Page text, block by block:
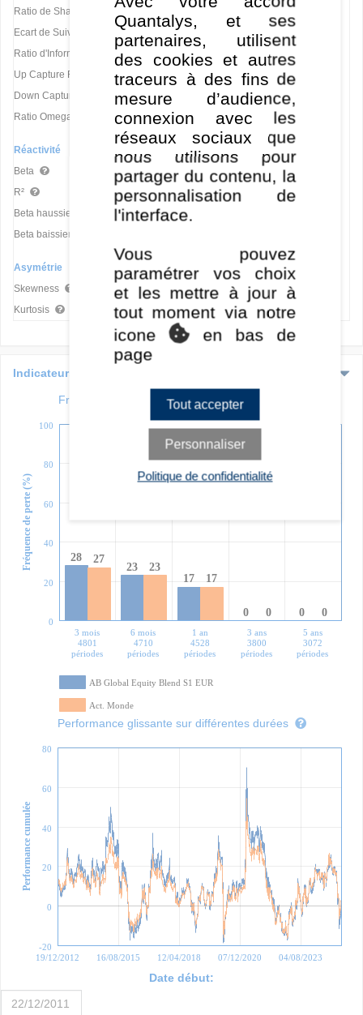
Ratio de Sharpe
-
Ecart de Suivi
Ratio d'Information (IR)
Up Capture Ratio
-
Down Capture Ratio
- -
Ratio Omega
-
Réactivité
Beta
-
R²
-
Beta haussier
Beta baissier
Asymétrie
Skewness
-
Kurtosis
- -
Indicateurs avancés
Fréquence des pertes sur différentes durées
28
23
17
0 0
27
23
17
0 0
3 mois
4801
périodes
6 mois
4710
périodes
1 an
4528
périodes
3 ans
3800
périodes
5 ans
3072
périodes
0
20
40
60
80
100
Fréquence de perte (%)
AB Global Equity Blend S1 EUR
Act. Monde
Performance glissante sur différentes durées
19/12/2012 16/08/2015 12/04/2018 07/12/2020 04/08/2023
-20
0
20
40
60
80
Performance cumulée
Date début:
Quantalys, et ses
partenaires, utilisent
des cookies et autres
traceurs à des fins de
mesure d’audience,
connexion avec les
réseaux sociaux que
nous utilisons pour
partager du contenu, la
personnalisation de
l'interface.
Vous pouvez
paramétrer vos choix
et les mettre à jour à
tout moment via notre
icone
en bas de
page
Tout accepter
Personnaliser
Politique de confidentialité